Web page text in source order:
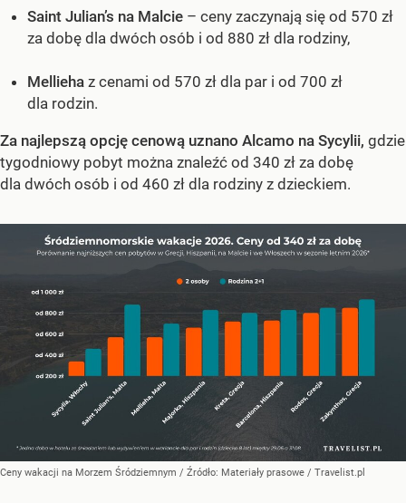
Saint Julian’s na Malcie – ceny zaczynają się od 570 zł
za dobę dla dwóch osób i od 880 zł dla rodziny,
Mellieha z cenami od 570 zł dla par i od 700 zł
dla rodzin.
Za najlepszą opcję cenową uznano Alcamo na Sycylii, gdzie
tygodniowy pobyt można znaleźć od 340 zł za dobę
dla dwóch osób i od 460 zł dla rodziny z dzieckiem.
Ceny wakacji na Morzem Śródziemnym / Źródło: Materiały prasowe / Travelist.pl